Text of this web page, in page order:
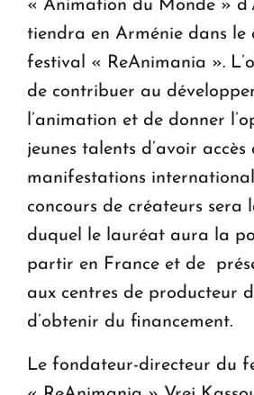
« Animation du Monde »
tiendra en Arménie dans le
festival « ReAnimania ».
de contribuer au
l’animation et de donner
jeunes talents d’avoir accès
manifestations
concours de créateurs sera
duquel le lauréat aura la
partir en France et de
aux centres de producteur
d’obtenir du financement.
Le fondateur-directeur du